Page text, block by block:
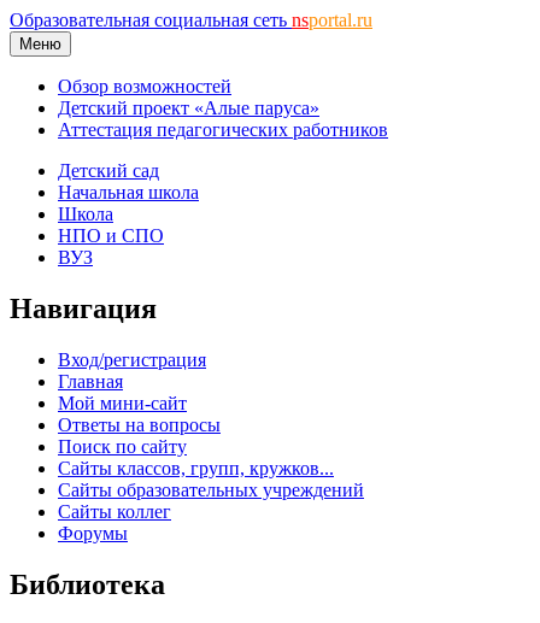
Образовательная социальная сеть nsportal.ru
Меню
Обзор возможностей
Детский проект «Алые паруса»
Аттестация педагогических работников
Детский сад
Начальная школа
Школа
НПО и СПО
ВУЗ
Навигация
Вход/регистрация
Главная
Мой мини-сайт
Ответы на вопросы
Поиск по сайту
Сайты классов, групп, кружков...
Сайты образовательных учреждений
Сайты коллег
Форумы
Библиотека